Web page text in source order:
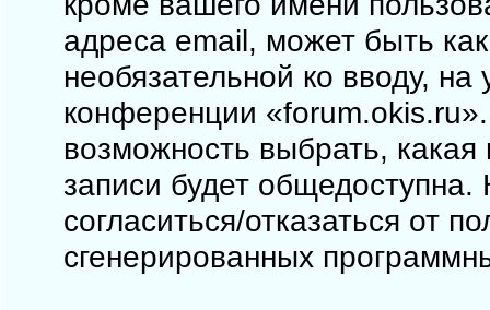
адреса email, может быть
необязательной ко вводу,
конференции
возможность выбрать,
записи будет общедоступна.
согласиться/отказаться от
сгенерированных